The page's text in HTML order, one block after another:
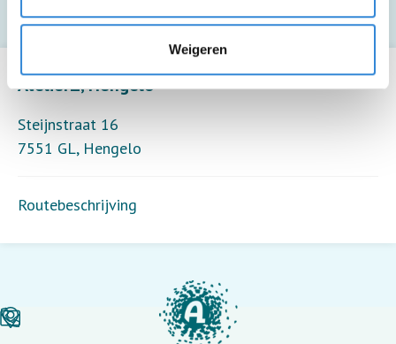
Weigeren
AtelierZ, Hengelo
Steijnstraat 16
7551 GL, Hengelo
Routebeschrijving